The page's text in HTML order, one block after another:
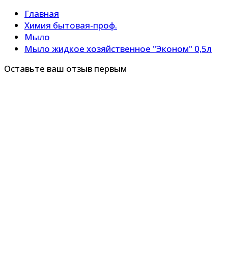
Главная
Химия бытовая-проф.
Мыло
Мыло жидкое хозяйственное "Эконом" 0,5л
Оставьте ваш отзыв первым